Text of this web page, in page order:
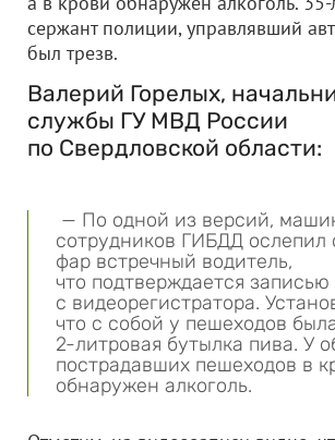
сержант полиции, управлявший
был трезв.
Валерий Горелых,
службы ГУ МВД России
по Свердловской области:
— По одной из версий,
сотрудников ГИБДД ослепил
фар встречный водитель,
что подтверждается записью
с видеорегистратора.
что с собой у пешеходов
2-литровая бутылка пива. У
пострадавших пешеходов в
обнаружен алкоголь.